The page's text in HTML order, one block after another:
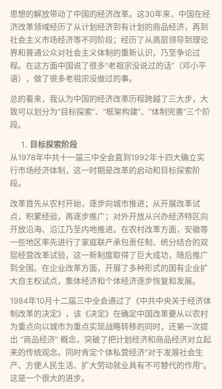
思想的解放带动了中国的经济改革。这30年来，中国在经
济改革领域经历了从计划经济到有计划的商品经济，再到
社会主义市场经济等不同阶段；经历了从高层领导到理论
界和普通公众对社会主义体制的重新认识，乃至争论过
程。在这方面中国说了很多“老祖宗没说过的话”（邓小平
语），做了很多老祖宗没做过的事。
总的看来，我认为中国的经济改革历程跨越了三大步，大
致可以划分为“目标探索”、“框架构建”、“体制完善”三个阶
段。
目标探索阶段
从1978年中共十一届三中全会直到1992年十四大确立实
行市场经济体制，这一时期是改革的启动和目标探索阶
段。
改革首先从农村开始，逐步向城市推进；从开展改革试
点，积累经验，再逐步推广；对外开放从兴办经济特区向
开放沿海、沿江乃至内地推进。在农村改革方面，安徽等
一些地区率先进行了家庭联产承包责任制、统分结合的双
层经营改革试验，这一新制度取得了巨大成功，随后推广
到全国。在企业改革方面，开展了多种形式的国有企业扩
大自主权试点，集体经济和个体经济逐步恢复和发展。
1984年10月十二届三中全会通过了《中共中央关于经济体
制改革的决定》，该《决定》在确定中国改革要从以农村
为重点向以城市为重点实现战略转移的同时，还第一次提
出 “商品经济” 概念，突破了把计划经济和商品经济对立起
来的传统观念。同时肯定个体私营经济“对于发展社会生
产、方便人民生活、扩大劳动就业具有不可替代的作用”。
这是一个很大的进步。